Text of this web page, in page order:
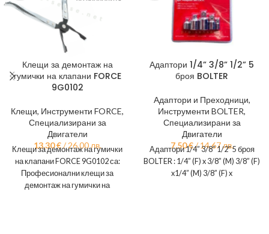
Клещи за демонтаж на
гумички на клапани FORCE
9G0102
Клещи, Инструменти FORCE,
Специализирани за
Двигатели
13,30€ / 26.00 лв.
Клещи за демонтаж на гумички
на клапани FORCE 9G0102 са:
Професионални клещи за
демонтаж на гумички на
Адаптори 1/4” 3/8” 1/2” 5
броя BOLTER
Адаптори и Преходници,
Инструменти BOLTER,
Специализирани за
Двигатели
7,50€/ 14.67 лв.
Адаптори 1/4” 3/8” 1/2” 5 броя
BOLTER : 1/4” (F) x 3/8” (M) 3/8” (F)
x1/4” (M) 3/8” (F) x